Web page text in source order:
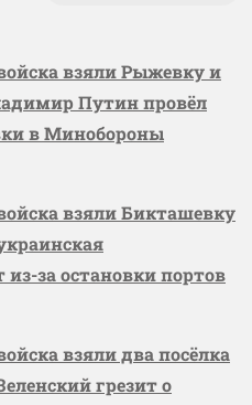
взяли Рыжевку и
Путин провёл
в Минобороны
взяли Бикташевку
за остановки портов
взяли два посёлка
грезит о